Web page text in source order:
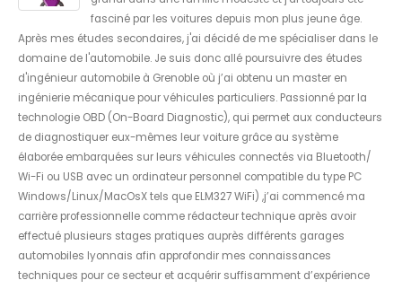
fasciné par les voitures depuis mon plus jeune âge.
Après mes études secondaires, j'ai décidé de me spécialiser dans le
domaine de l'automobile. Je suis donc allé poursuivre des études
d'ingénieur automobile à Grenoble où j’ai obtenu un master en
ingénierie mécanique pour véhicules particuliers. Passionné par la
technologie OBD (On-Board Diagnostic), qui permet aux conducteurs
de diagnostiquer eux-mêmes leur voiture grâce au système
élaborée embarquées sur leurs véhicules connectés via Bluetooth/
Wi-Fi ou USB avec un ordinateur personnel compatible du type PC
Windows/Linux/MacOsX tels que ELM327 WiFi) ,j’ai commencé ma
carrière professionnelle comme rédacteur technique après avoir
effectué plusieurs stages pratiques auprès différents garages
automobiles lyonnais afin approfondir mes connaissances
techniques pour ce secteur et acquérir suffisamment d’expérience